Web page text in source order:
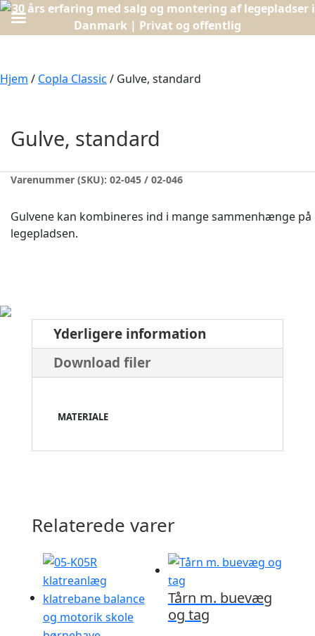
Hjem / Copla Classic / Gulve, standard
Gulve, standard
Varenummer (SKU): 02-045 / 02-046
Gulvene kan kombineres ind i mange sammenhænge på
legepladsen.
Yderligere information
Download filer
MATERIALE
Relaterede varer
Tårn m. buevæg
og tag